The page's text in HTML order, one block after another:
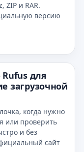
ZIP и RAR.
версию
Rufus для
загрузочной
когда нужно
или проверить
и без
сайт